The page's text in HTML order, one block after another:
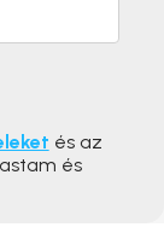
és az
és